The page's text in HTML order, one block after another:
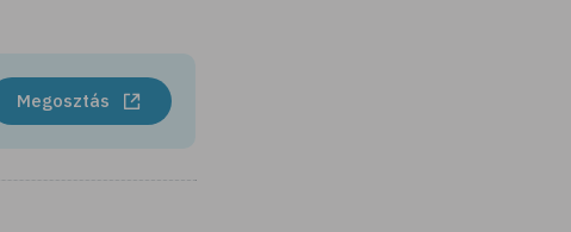
Megosztás